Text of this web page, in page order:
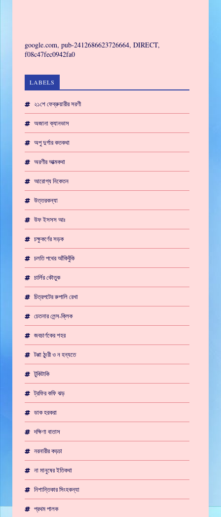
google.com, pub-2412686623726664, DIRECT,
f08c47fec0942fa0
LABELS
২১শে ফেব্রুয়ারীর সরণী
অজানা ক্যানভাস
অপু দুর্গার কতকথা
অরণীর আত্মকথা
আরোগ্য নিকেতন
উত্তরকন্যা
উফ ইসসস আঃ
চক্ষুকর্ণের সড়ক
চলতি পথের আঁকিবুঁকি
চার্লির কৌতুক
চিত্রপটের রুপালি রেখা
চেতনার লেন্স-ক্লিক
জবচার্ণকের শহর
টপ্পা ঠুংরী ও ন হন্যতে
টুকিটাকি
ট্রফির কফি ঝড়
ডাক হরকরা
দক্ষিণা বাতাস
নরনারীর কড়চা
না মানুষের ইতিকথা
নিশান্তিকার সিংহকন্যা
প্রথম পালক